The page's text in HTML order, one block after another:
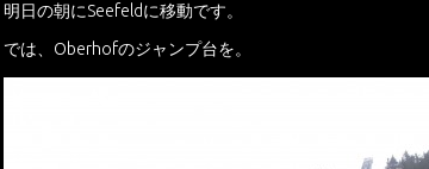
明日の朝にSeefeldに移動です。
では、Oberhofのジャンプ台を。